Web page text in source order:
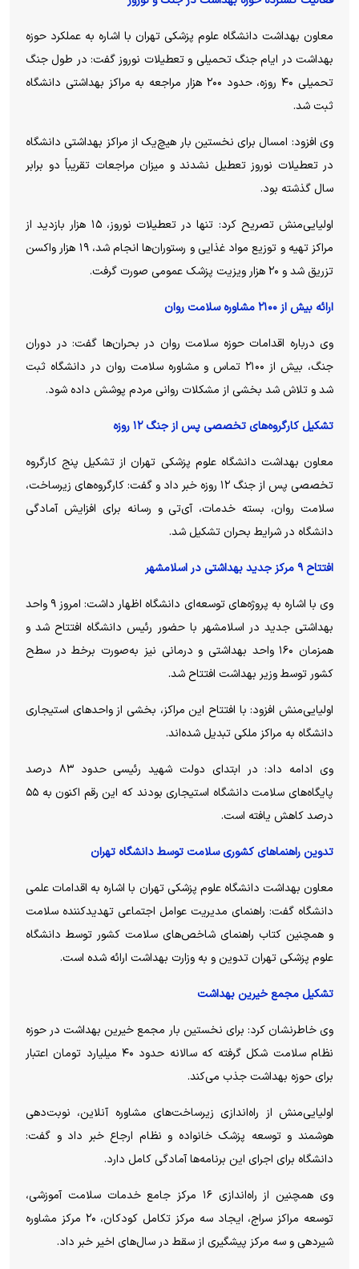
معاون بهداشت دانشگاه علوم پزشکی تهران با اشاره به عملکرد حوزه
بهداشت در ایام جنگ تحمیلی و تعطیلات نوروز گفت: در طول جنگ
تحمیلی ۴۰ روزه، حدود ۲۰۰ هزار مراجعه به مراکز بهداشتی دانشگاه
ثبت شد.
وی افزود: امسال برای نخستین بار هیچ‌یک از مراکز بهداشتی دانشگاه
در تعطیلات نوروز تعطیل نشدند و میزان مراجعات تقریباً دو برابر
سال گذشته بود.
اولیایی‌منش تصریح کرد: تنها در تعطیلات نوروز، ۱۵ هزار بازدید از
مراکز تهیه و توزیع مواد غذایی و رستوران‌ها انجام شد، ۱۹ هزار واکسن
تزریق شد و ۲۰ هزار ویزیت پزشک عمومی صورت گرفت.
ارائه بیش از ۲۱۰۰ مشاوره سلامت روان
وی درباره اقدامات حوزه سلامت روان در بحران‌ها گفت: در دوران
جنگ، بیش از ۲۱۰۰ تماس و مشاوره سلامت روان در دانشگاه ثبت
شد و تلاش شد بخشی از مشکلات روانی مردم پوشش داده شود.
تشکیل کارگروه‌های تخصصی پس از جنگ ۱۲ روزه
معاون بهداشت دانشگاه علوم پزشکی تهران از تشکیل پنج کارگروه
تخصصی پس از جنگ ۱۲ روزه خبر داد و گفت: کارگروه‌های زیرساخت،
سلامت روان، بسته خدمات، آی‌تی و رسانه برای افزایش آمادگی
دانشگاه در شرایط بحران تشکیل شد.
افتتاح ۹ مرکز جدید بهداشتی در اسلامشهر
وی با اشاره به پروژه‌های توسعه‌ای دانشگاه اظهار داشت: امروز ۹ واحد
بهداشتی جدید در اسلامشهر با حضور رئیس دانشگاه افتتاح شد و
همزمان ۱۶۰ واحد بهداشتی و درمانی نیز به‌صورت برخط در سطح
کشور توسط وزیر بهداشت افتتاح شد.
اولیایی‌منش افزود: با افتتاح این مراکز، بخشی از واحد‌های استیجاری
دانشگاه به مراکز ملکی تبدیل شده‌اند.
وی ادامه داد: در ابتدای دولت شهید رئیسی حدود ۸۳ درصد
پایگاه‌های سلامت دانشگاه استیجاری بودند که این رقم اکنون به ۵۵
درصد کاهش یافته است.
تدوین راهنما‌های کشوری سلامت توسط دانشگاه تهران
معاون بهداشت دانشگاه علوم پزشکی تهران با اشاره به اقدامات علمی
دانشگاه گفت: راهنمای مدیریت عوامل اجتماعی تهدیدکننده سلامت
و همچنین کتاب راهنمای شاخص‌های سلامت کشور توسط دانشگاه
علوم پزشکی تهران تدوین و به وزارت بهداشت ارائه شده است.
تشکیل مجمع خیرین بهداشت
وی خاطرنشان کرد: برای نخستین بار مجمع خیرین بهداشت در حوزه
نظام سلامت شکل گرفته که سالانه حدود ۴۰ میلیارد تومان اعتبار
برای حوزه بهداشت جذب می‌کند.
اولیایی‌منش از راه‌اندازی زیرساخت‌های مشاوره آنلاین، نوبت‌دهی
هوشمند و توسعه پزشک خانواده و نظام ارجاع خبر داد و گفت:
دانشگاه برای اجرای این برنامه‌ها آمادگی کامل دارد.
وی همچنین از راه‌اندازی ۱۶ مرکز جامع خدمات سلامت آموزشی،
توسعه مراکز سراج، ایجاد سه مرکز تکامل کودکان، ۲۰ مرکز مشاوره
شیردهی و سه مرکز پیشگیری از سقط در سال‌های اخیر خبر داد.